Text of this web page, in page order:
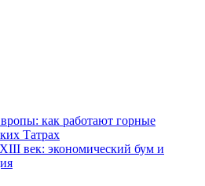
как работают горные
Татрах
век: экономический бум и